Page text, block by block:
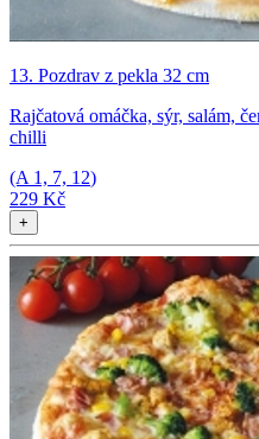
13. Pozdrav z pekla 32 cm
Rajčatová omáčka, sýr, salám,
chilli
(A 1, 7, 12)
229 Kč
+